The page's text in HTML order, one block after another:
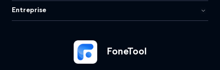
FoneTool
Entreprise